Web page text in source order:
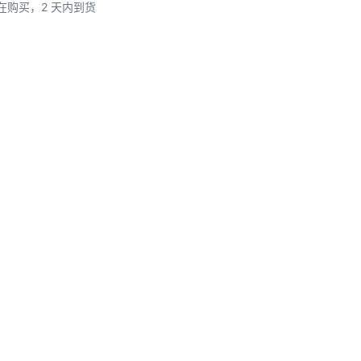
购买，2 天内到货